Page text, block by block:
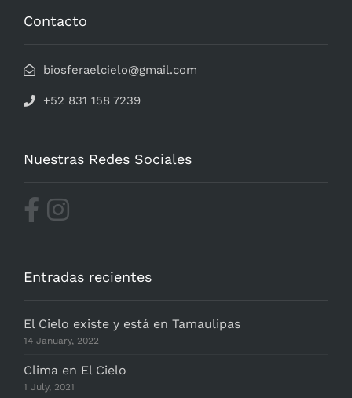
Contacto
biosferaelcielo@gmail.com
+52 831 158 7239
Nuestras Redes Sociales
Entradas recientes
El Cielo existe y está en Tamaulipas
14 January, 2022
Clima en El Cielo
1 July, 2021